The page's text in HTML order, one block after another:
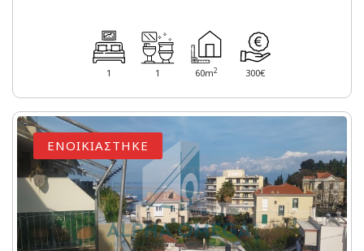
1 1 60m2 300€
ΕΝΟΙΚΙΑΣΤΗΚΕ